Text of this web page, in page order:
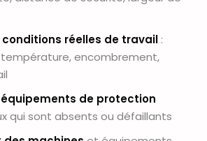
conditions réelles de travail :
encombrement,
de protection
qui sont absents ou défaillants